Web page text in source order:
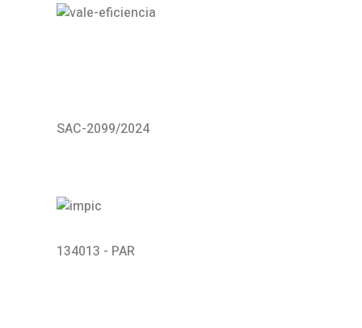
SAC-2099/2024
134013 - PAR